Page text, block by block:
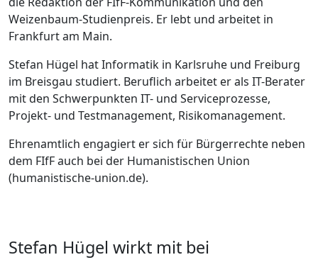
Weizenbaum-Studienpreis. Er lebt und arbeitet in
Frankfurt am Main.
Stefan Hügel hat Informatik in Karlsruhe und Freiburg
im Breisgau studiert. Beruflich arbeitet er als IT-Berater
mit den Schwerpunkten IT- und Serviceprozesse,
Projekt- und Testmanagement, Risikomanagement.
Ehrenamtlich engagiert er sich für Bürgerrechte neben
dem FIfF auch bei der Humanistischen Union
(humanistische-union.de).
Stefan Hügel wirkt mit bei